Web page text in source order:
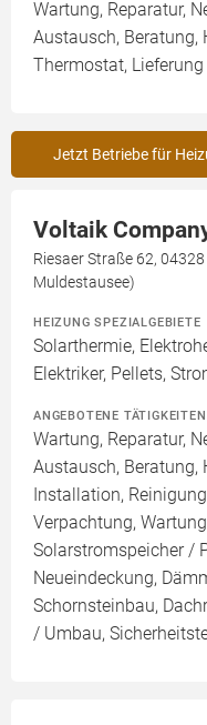
Wartung, Reparatur,
Austausch, Beratung,
Thermostat, Lieferung
Jetzt Betriebe für
Voltaik
Riesaer Straße 62,
Muldestausee)
HEIZUNG SPEZIALGEBIETE
Solarthermie,
Elektriker, Pellets,
ANGEBOTENE TÄTIGKEITEN
Wartung, Reparatur,
Austausch, Beratung,
Installation,
Verpachtung,
Solarstromspeicher /
Neueindeckung,
Schornsteinbau,
/ Umbau,